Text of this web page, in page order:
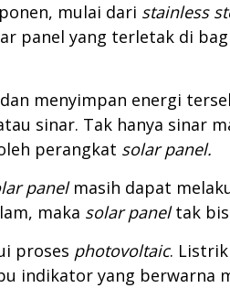
mulai dari stainless
panel yang terletak di
menyimpan energi
sinar. Tak hanya sinar
perangkat solar panel.
panelmasih dapat
maka solar paneltak
proses photovoltaic.
indikator yang berwarna